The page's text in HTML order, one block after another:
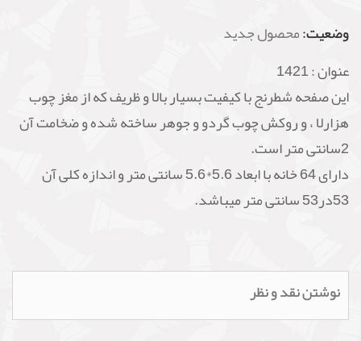
وضعیت:محصول جدید
عنوان :1421
این صفحه شطرنج با کیفیت بسیار بالا و ظریف که از مغز چوب
هزارلا ، و روکش چوب گردو و جوهر ساخته شده و ضخامت آن
2سانتی متر است.
دارای 64 خانه با ابعاد 5.6*5.6 سانتی متر و اندازه کلی آن
53در53 سانتی متر میباشد.
نوشتن نقد و نظر